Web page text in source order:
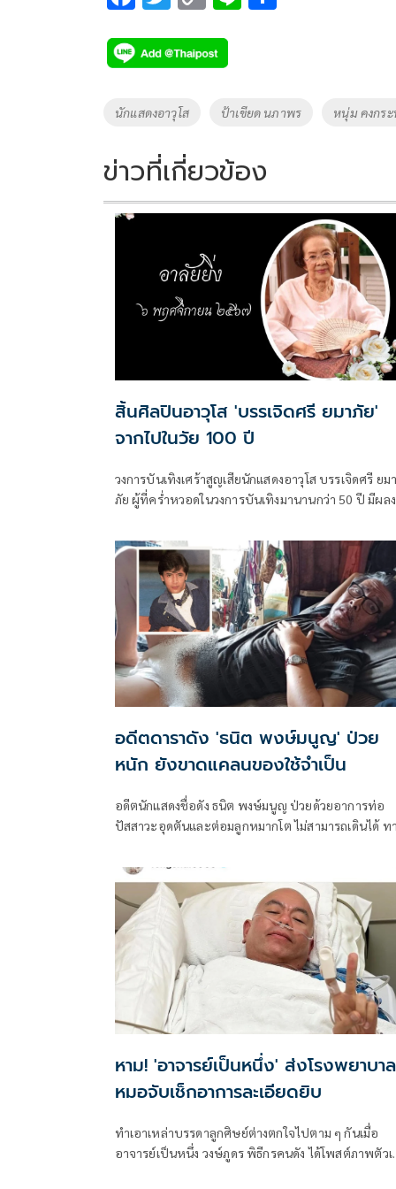
e
b
o
k
tt
er
p
y
Li
k
Tags
นักแสดงอาวุโส ป้าเขียด นภาพร หนุ่ม คงกร
ข่าวที่เกี่ยวข้อง
สิ้นศิลปินอาวุโส 'บรรเจิดศรี ยมาภัย'
จากไปในวัย 100 ปี
วงการบันเทิงเศร้าสูญเสียนักแสดงอาวุโส บรรเจิดศรี ยมา
ภัย ผู้ที่คร่ำหวอดในวงการบันเทิงมานานกว่า 50 ปี มีผลง
สายโลหิต, บุพเพสันนิวาส ฯลฯ ได้เสียชีวิตอย่างสงบ เมื่
วันที่ 5 พฤศจิกายน 2567 เวลา 21:11 น. สิริอายุ 100 ปี
อดีตดาราดัง 'ธนิต พงษ์มนูญ' ป่วย
หนัก ยังขาดแคลนของใช้จำเป็น
อดีตนักแสดงชื่อดัง ธนิต พงษ์มนูญ ป่วยด้วยอาการท่อ
ปัสสาวะอุดตันและต่อมลูกหมากโต ไม่สามารถเดินได้ ท
เพื่อหารถวีลแชร์ โดยเพื่อนๆ น้องๆสื่อมวลชนได้มีการกระ
จายข่าว และนำอุปกรณ์ที่จำเป็นต่างๆ อาทิ ถุงมือยาง
วอล์คเกอร์ แอลกอฮอล ฯลฯ ร่วมบริจาค
หาม! 'อาจารย์เป็นหนึ่ง' ส่งโรงพยาบาล
หมอจับเช็กอาการละเอียดยิบ
ทำเอาเหล่าบรรดาลูกศิษย์ต่างตกใจไปตาม ๆ กันเมื่อ
อาจารย์เป็นหนึ่ง วงษ์ภูดร พิธีกรคนดัง ได้โพสต์ภาพตัวเอ